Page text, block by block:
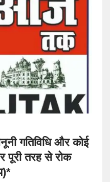
गतिविधि और कोई
पूरी तरह से रोक